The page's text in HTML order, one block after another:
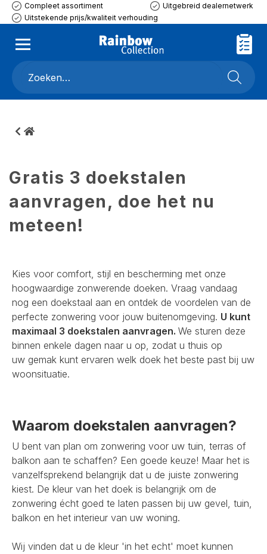
Compleet assortiment
Uitgebreid dealernetwerk
Uitstekende prijs/kwaliteit verhouding
Gratis 3 doekstalen
aanvragen, doe het nu
meteen!
Kies voor comfort, stijl en bescherming met onze
hoogwaardige zonwerende doeken. Vraag vandaag
nog een doekstaal aan en ontdek de voordelen van de
perfecte zonwering voor jouw buitenomgeving. U kunt
maximaal 3 doekstalen aanvragen. We sturen deze
binnen enkele dagen naar u op, zodat u thuis op
uw gemak kunt ervaren welk doek het beste past bij uw
woonsituatie.
Waarom doekstalen aanvragen?
U bent van plan om zonwering voor uw tuin, terras of
balkon aan te schaffen? Een goede keuze! Maar het is
vanzelfsprekend belangrijk dat u de juiste zonwering
kiest. De kleur van het doek is belangrijk om de
zonwering écht goed te laten passen bij uw gevel, tuin,
balkon en het interieur van uw woning.
Wij vinden dat u de kleur 'in het echt' moet kunnen